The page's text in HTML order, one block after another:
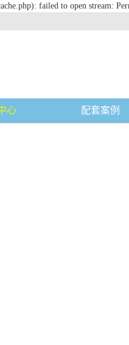
failed to open stream:
心 配套案例